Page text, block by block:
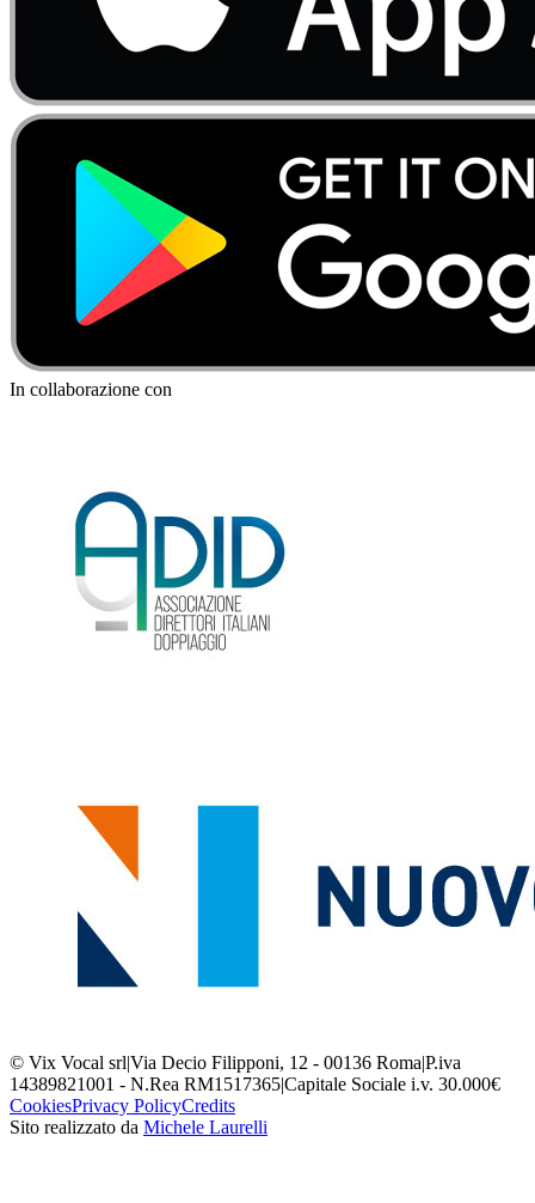
In collaborazione con
© Vix Vocal srl|Via Decio Filipponi, 12 - 00136 Roma|P.iva
14389821001 - N.Rea RM1517365|Capitale Sociale i.v. 30.000€
CookiesPrivacy PolicyCredits
Sito realizzato da Michele Laurelli